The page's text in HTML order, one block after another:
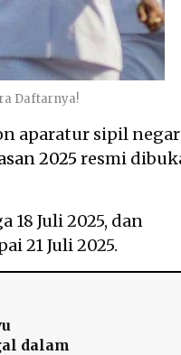
Daftarnya!
aparatur sipil
2025 resmi
Juli 2025, dan
21 Juli 2025.
dalam